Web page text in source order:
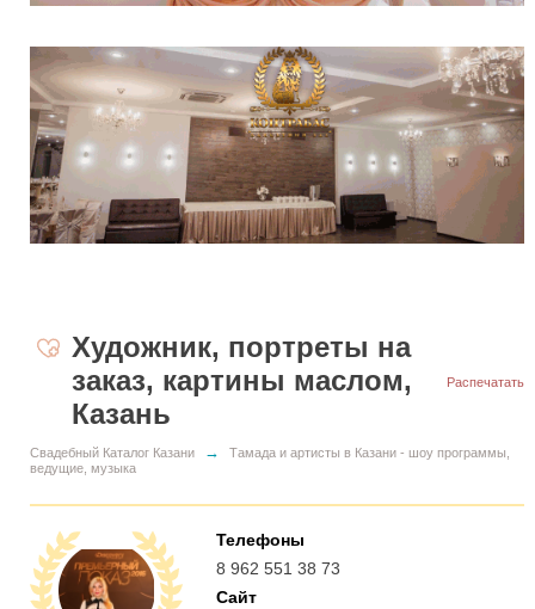
Распечатать
Художник, портреты на
заказ, картины маслом,
Казань
Свадебный Каталог Казани →
Тамада и артисты в Казани - шоу программы,
ведущие, музыка
Телефоны
8 962 551 38 73
Сайт